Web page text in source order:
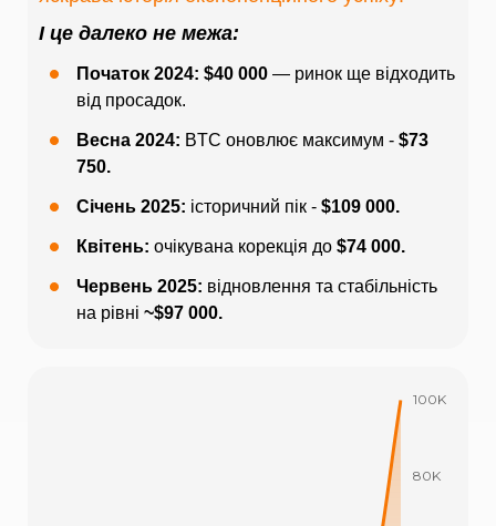
І це далеко не межа:
Початок 2024: $40 000 — ринок ще відходить
від просадок.
Весна 2024: BTC оновлює максимум - $73
750.
Січень 2025: історичний пік - $109 000.
Квітень: очікувана корекція до $74 000.
Червень 2025: відновлення та стабільність
на рівні ~$97 000.